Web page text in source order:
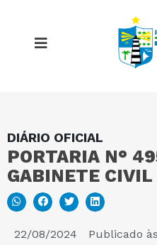
DIÁRIO OFICIAL
PORTARIA N°
GABINETE CIVIL
22/08/2024 Publicado às
MAPA DO SITE
PORTAL DA
E-SIC